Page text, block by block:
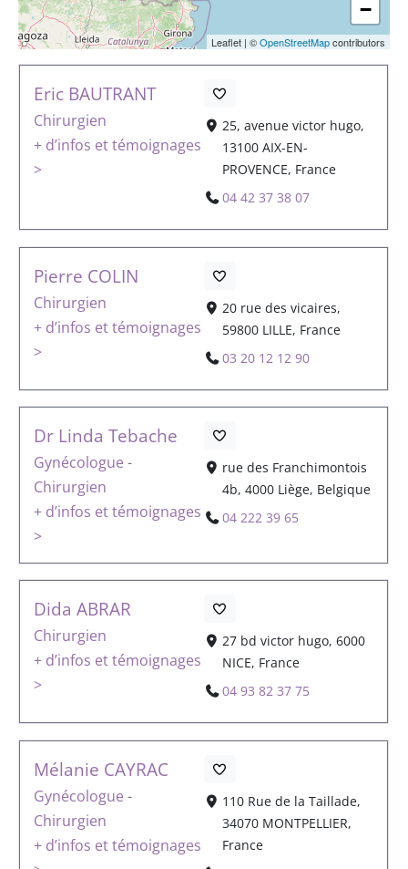
Eric BAUTRANT
Chirurgien
+ d’infos et témoignages
>
25, avenue victor hugo,
13100 AIX-EN-
PROVENCE, France
04 42 37 38 07
Pierre COLIN
Chirurgien
+ d’infos et témoignages
>
20 rue des vicaires,
59800 LILLE, France
03 20 12 12 90
Dr Linda Tebache
Gynécologue -
Chirurgien
+ d’infos et témoignages
>
rue des Franchimontois
4b, 4000 Liège, Belgique
04 222 39 65
Dida ABRAR
Chirurgien
+ d’infos et témoignages
>
27 bd victor hugo, 6000
NICE, France
04 93 82 37 75
Mélanie CAYRAC
Gynécologue -
Chirurgien
+ d’infos et témoignages
110 Rue de la Taillade,
34070 MONTPELLIER,
France
−
Leaflet | ©OpenStreetMapcontributors